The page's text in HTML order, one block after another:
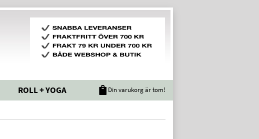
ROLL + YOGA Din varukorg är tom!